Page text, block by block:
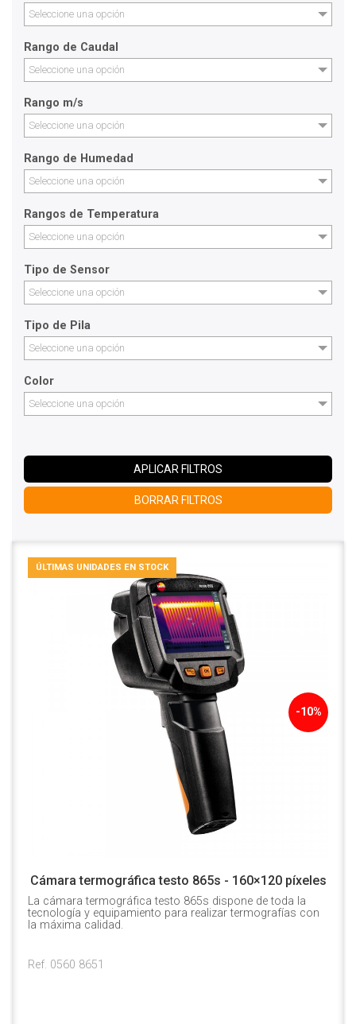
Seleccione una opción
Rango de Caudal
Seleccione una opción
Rango m/s
Seleccione una opción
Rango de Humedad
Seleccione una opción
Rangos de Temperatura
Seleccione una opción
Tipo de Sensor
Seleccione una opción
Tipo de Pila
Seleccione una opción
Color
Seleccione una opción
APLICAR FILTROS
BORRAR FILTROS
-10%
ÚLTIMAS UNIDADES EN STOCK
Cámara termográfica testo 865s - 160×120 píxeles
La cámara termográfica testo 865s dispone de toda la
tecnología y equipamiento para realizar termografías con
la máxima calidad.
Ref. 0560 8651